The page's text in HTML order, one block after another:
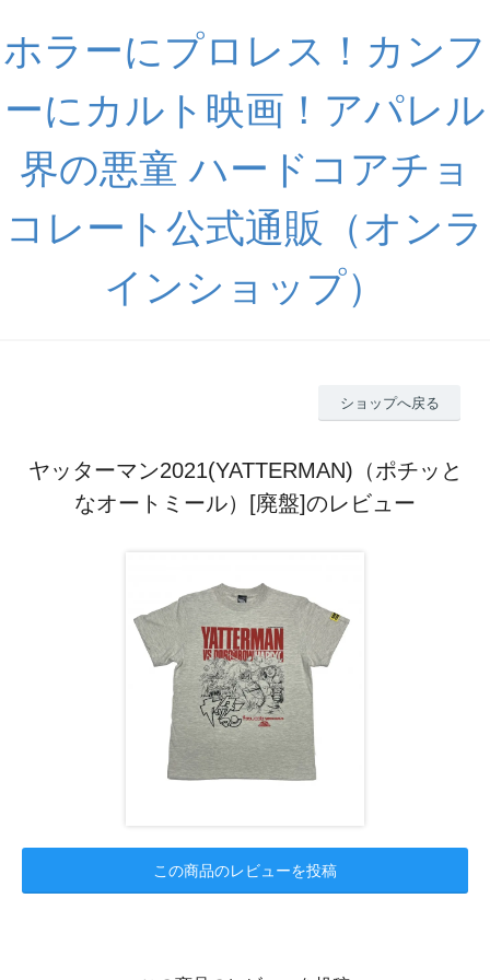
ホラーにプロレス！カンフ
ーにカルト映画！アパレル
界の悪童 ハードコアチョ
コレート公式通販（オンラ
インショップ）
ショップへ戻る
ヤッターマン2021(YATTERMAN)（ポチッと
なオートミール）[廃盤]のレビュー
この商品のレビューを投稿